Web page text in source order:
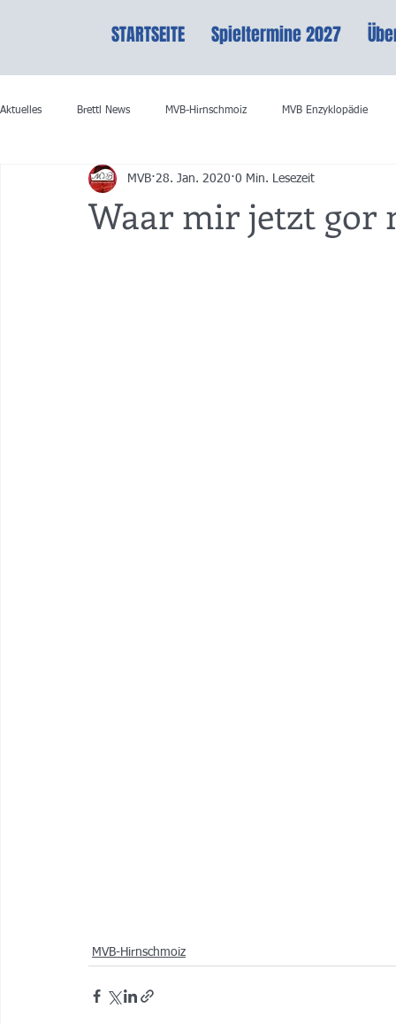
STARTSEITE Spieltermine 2027
Aktuelles Brettl News MVB-Hirnschmoiz MVB Enzyklopädie
Waar mir jetzt gor
MVB 28. Jan. 2020 0 Min. Lesezeit
MVB-Hirnschmoiz